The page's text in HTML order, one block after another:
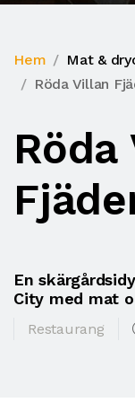
Hem Mat &
Röda Villan
En
City med mat
Restaurang